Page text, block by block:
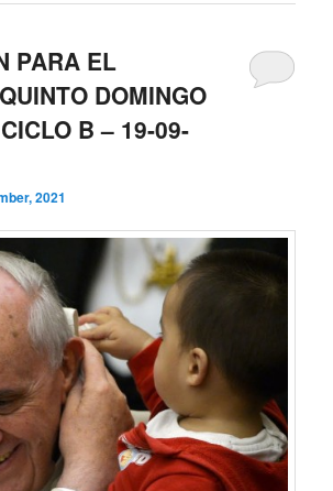
PARA EL
DOMINGO
B – 19-09-
2021